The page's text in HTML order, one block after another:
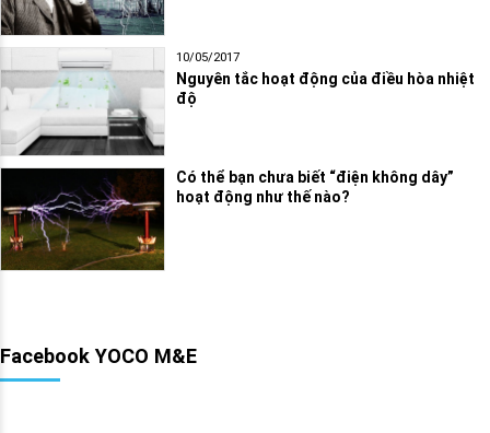
10/05/2017
Nguyên tắc hoạt động của điều hòa nhiệt
độ
Có thể bạn chưa biết “điện không dây”
hoạt động như thế nào?
Facebook YOCO M&E